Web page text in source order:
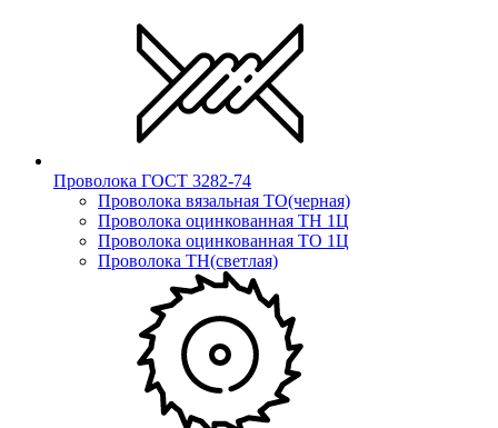
Проволока ГОСТ 3282-74
Проволока вязальная ТО(черная)
Проволока оцинкованная ТН 1Ц
Проволока оцинкованная ТО 1Ц
Проволока ТН(светлая)